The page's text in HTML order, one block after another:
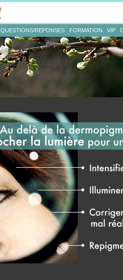
QUESTIONS/REPONSES FORMATION VIP